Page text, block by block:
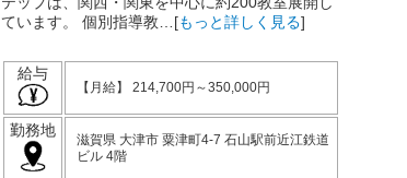
ています。 個別指導教…[もっと詳しく見る]
給与
【月給】 214,700円～350,000円
勤務地
滋賀県 大津市 粟津町4-7 石山駅前近江鉄道
ビル 4階